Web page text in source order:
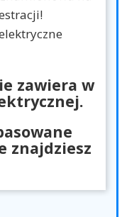
zawiera w
znajdziesz